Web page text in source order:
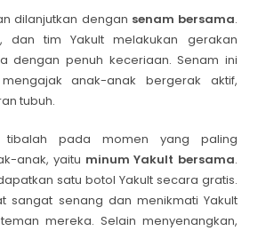
dilanjutkan dengan senam bersama.
dan tim Yakult melakukan gerakan
dengan penuh keceriaan. Senam ini
anak-anak bergerak aktif,
tubuh.
tibalah pada momen yang paling
anak, yaitu minum Yakult bersama.
satu botol Yakult secara gratis.
sangat senang dan menikmati Yakult
mereka. Selain menyenangkan,